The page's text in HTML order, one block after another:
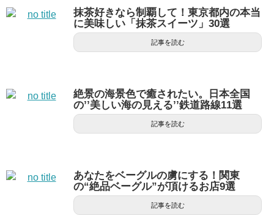
抹茶好きなら制覇して！東京都内の本当
に美味しい「抹茶スイーツ」30選
記事を読む
絶景の海景色で癒されたい。日本全国
の’’美しい海の見える’’鉄道路線11選
記事を読む
あなたをベーグルの虜にする！関東
の“絶品ベーグル”が頂けるお店9選
記事を読む